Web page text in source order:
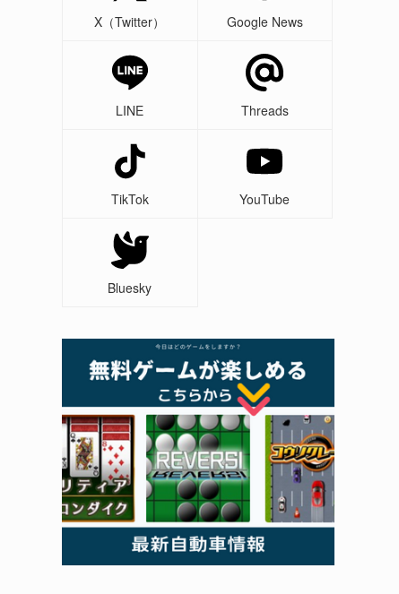
X（Twitter） Google News
LINE Threads
TikTok YouTube
Bluesky